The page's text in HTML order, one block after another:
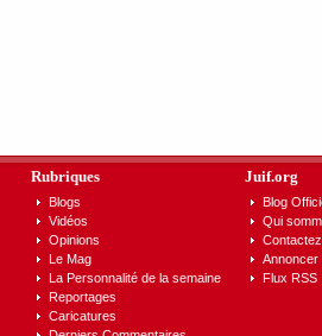
Rubriques
Blogs
Vidéos
Opinions
Le Mag
La Personnalité de la semaine
Reportages
Caricatures
Juif.org
Blog
Qui
Annoncer
Flux RSS